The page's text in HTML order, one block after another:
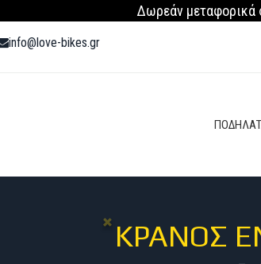
Δωρεάν
info@love-bikes.gr
ΚΡΆΝΟΣ